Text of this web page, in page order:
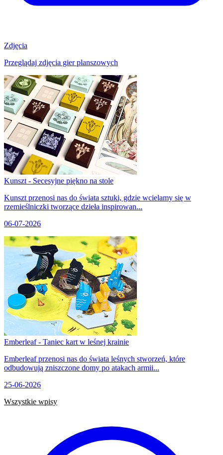
Zdjęcia
Przeglądaj zdjęcia gier planszowych
Kunszt - Secesyjne piękno na stole
Kunszt przenosi nas do świata sztuki, gdzie wcielamy się w
rzemieślniczki tworzące dzieła inspirowan...
06-07-2026
Emberleaf - Taniec kart w leśnej krainie
Emberleaf przenosi nas do świata leśnych stworzeń, które
odbudowują zniszczone domy po atakach armii...
25-06-2026
Wszystkie wpisy